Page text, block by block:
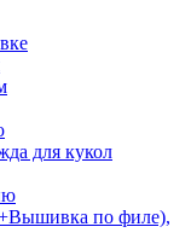
для кукол
по филе),